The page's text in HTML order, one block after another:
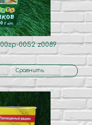
0052 z0089
Сравнить